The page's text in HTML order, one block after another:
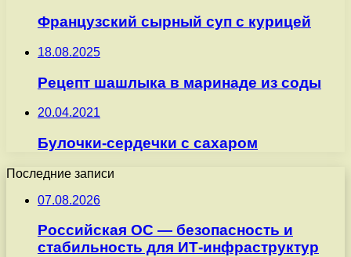
Французский сырный суп с курицей
18.08.2025
Рецепт шашлыка в маринаде из соды
20.04.2021
Булочки-сердечки с сахаром
Последние записи
07.08.2026
Российская ОС — безопасность и
стабильность для ИТ-инфраструктур